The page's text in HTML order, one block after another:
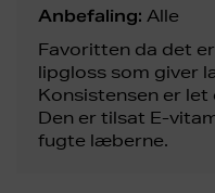
Anbefaling: Alle
Favoritten da det
lipgloss som giver
Konsistensen er let
Den er tilsat E-
fugte læberne.